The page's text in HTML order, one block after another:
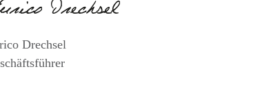
Drechsel